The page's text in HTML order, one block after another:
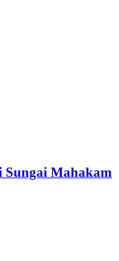
Mahakam